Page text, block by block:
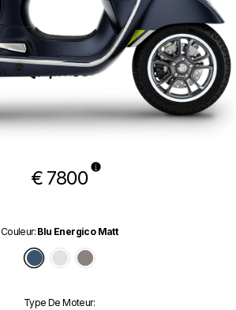
€ 7800
Couleur: Blu Energico Matt
Blu Energico Matt
Bianco Innocente
Grigio Ottimista Matt
Type De Moteur: